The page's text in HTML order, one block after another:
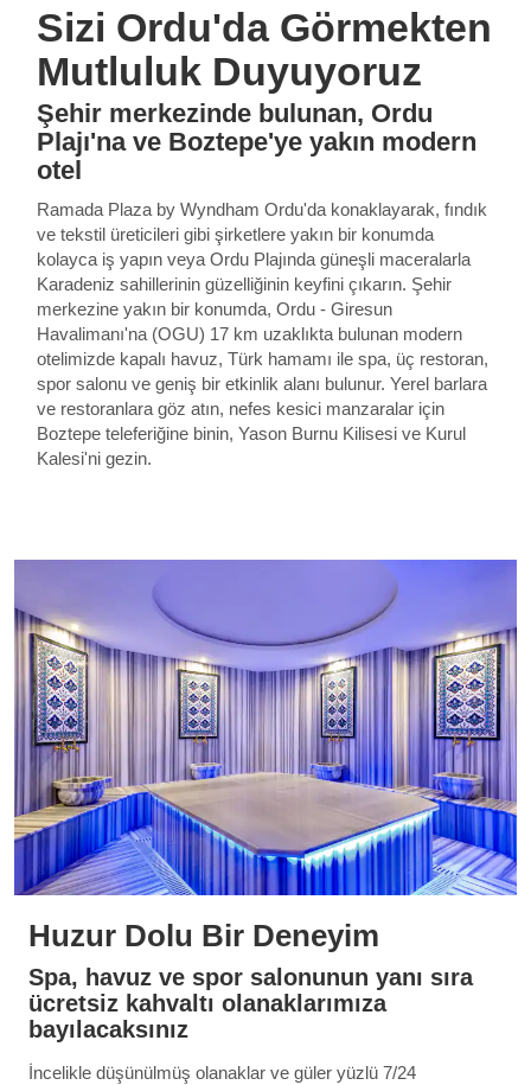
Sizi Ordu'da Görmekten
Mutluluk Duyuyoruz
Şehir merkezinde bulunan, Ordu
Plajı'na ve Boztepe'ye yakın modern
otel
Ramada Plaza by Wyndham Ordu'da konaklayarak, fındık
ve tekstil üreticileri gibi şirketlere yakın bir konumda
kolayca iş yapın veya Ordu Plajında güneşli maceralarla
Karadeniz sahillerinin güzelliğinin keyfini çıkarın. Şehir
merkezine yakın bir konumda, Ordu - Giresun
Havalimanı'na (OGU) 17 km uzaklıkta bulunan modern
otelimizde kapalı havuz, Türk hamamı ile spa, üç restoran,
spor salonu ve geniş bir etkinlik alanı bulunur. Yerel barlara
ve restoranlara göz atın, nefes kesici manzaralar için
Boztepe teleferiğine binin, Yason Burnu Kilisesi ve Kurul
Kalesi'ni gezin.
Huzur Dolu Bir Deneyim
Spa, havuz ve spor salonunun yanı sıra
ücretsiz kahvaltı olanaklarımıza
bayılacaksınız
İncelikle düşünülmüş olanaklar ve güler yüzlü 7/24